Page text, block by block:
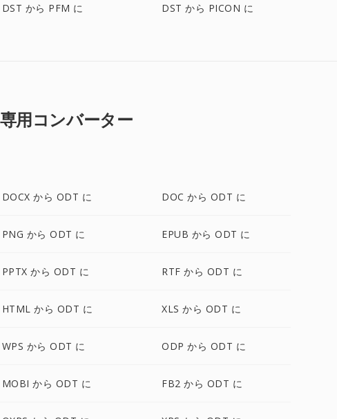
DST から PFM に DST から PICON に
専用コンバーター
DOCX から ODT に DOC から ODT に
PNG から ODT に EPUB から ODT に
PPTX から ODT に RTF から ODT に
HTML から ODT に XLS から ODT に
WPS から ODT に ODP から ODT に
MOBI から ODT に FB2 から ODT に